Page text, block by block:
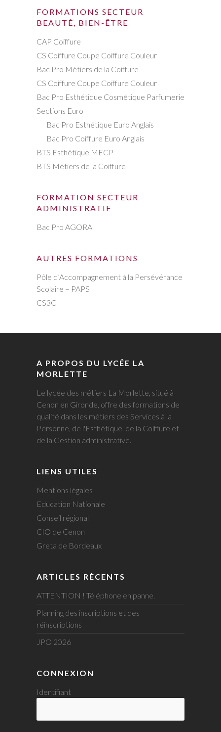
FORMATIONS SECTEUR
BEAUTÉ, BIEN-ÊTRE
CAP Coiffure
CS Coiffure Coupe Coiffure Couleur
Bac Pro Métiers de la Coiffure
CS Coiffure Coupe Coiffure Couleur
Bac Pro Esthétique Cosmétique Parfumerie
Sections Euro
Bac Pro Esthétique Euro Anglais
Bac Pro Coiffure Euro Anglais
BTS Esthétique MECP
BTS Métiers de la Coiffure
FORMATION SECTEUR
ADMINISTRATIF
Bac Pro AGORA
AUTRES FORMATIONS
Pôle d’Accompagnement à la Persévérance
Scolaire – PAPS
CS3C
A PROPOS DU LYCÉE LA
MORLETTE
Le lycée des métiers La Morlette, situé à
Cenon en Gironde, offre des formations de
qualité dans les métiers des Services à la
Personne, de l'Esthétique, de la Coiffure et
de la Gestion administrative.
LIENS UTILES
Mentions légales
Education Nationale
Conseil régional
CIO de Cenon
Greta de Bordeaux
ARTICLES RÉCENTS
ATTENTION ! Téléphone en panne.
Planning des inscriptions et des
réinscriptions
JPO 2026
CONNEXION
Identifiant